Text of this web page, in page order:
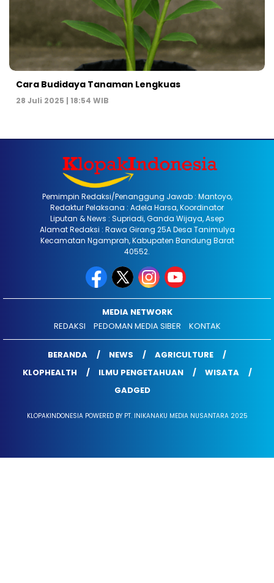
Cara Budidaya Tanaman Lengkuas
28 Juli 2025 | 18:54 WIB
Pemimpin Redaksi/Penanggung Jawab : Mantoyo,
Redaktur Pelaksana : Adela Harsa, Koordinator
Liputan & News : Supriadi, Ganda Wijaya, Asep
Alamat Redaksi : Rawa Girang 25A Desa Tanimulya
Kecamatan Ngamprah, Kabupaten Bandung Barat
40552.
MEDIA NETWORK
REDAKSI
PEDOMAN MEDIA SIBER KONTAK
BERANDA NEWS
AGRICULTURE
KLOPHEALTH
ILMU PENGETAHUAN
WISATA
GADGED
KLOPAKINDONESIA POWERED BY PT. INIKANAKU MEDIA NUSANTARA 2025